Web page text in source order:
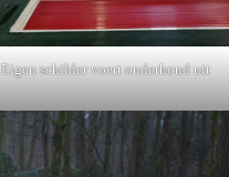
Eigen schilder voert onderhoud uit